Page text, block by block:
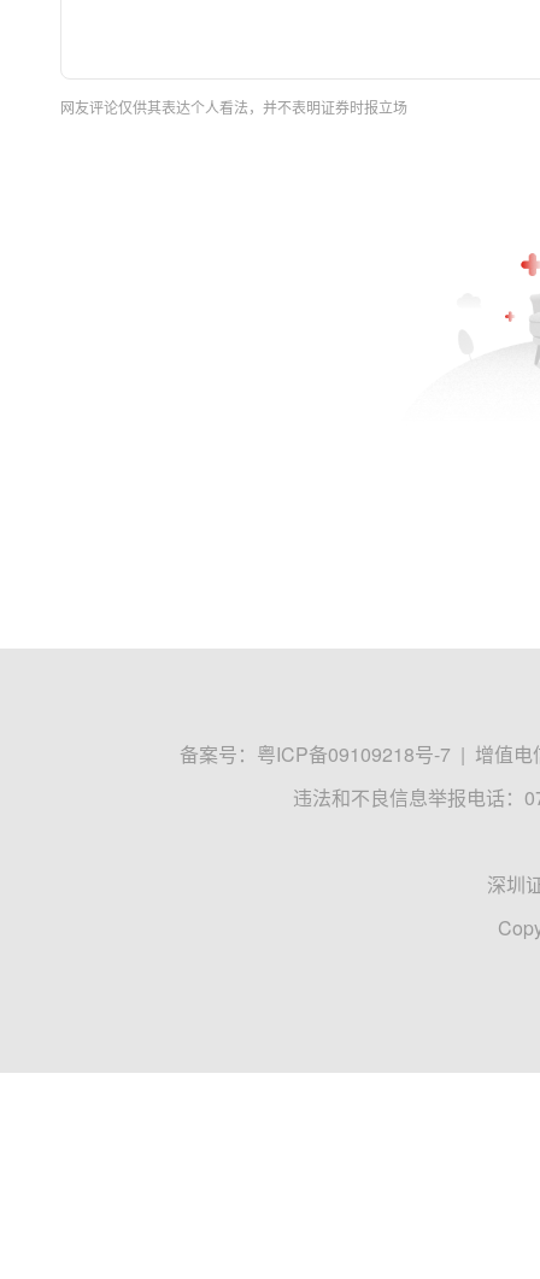
网友评论仅供其表达个人看法，并不表明证券时报立场
备案号： 粤ICP备09109218号-7 | 增值电
违法和不良信息举报电话：
深圳